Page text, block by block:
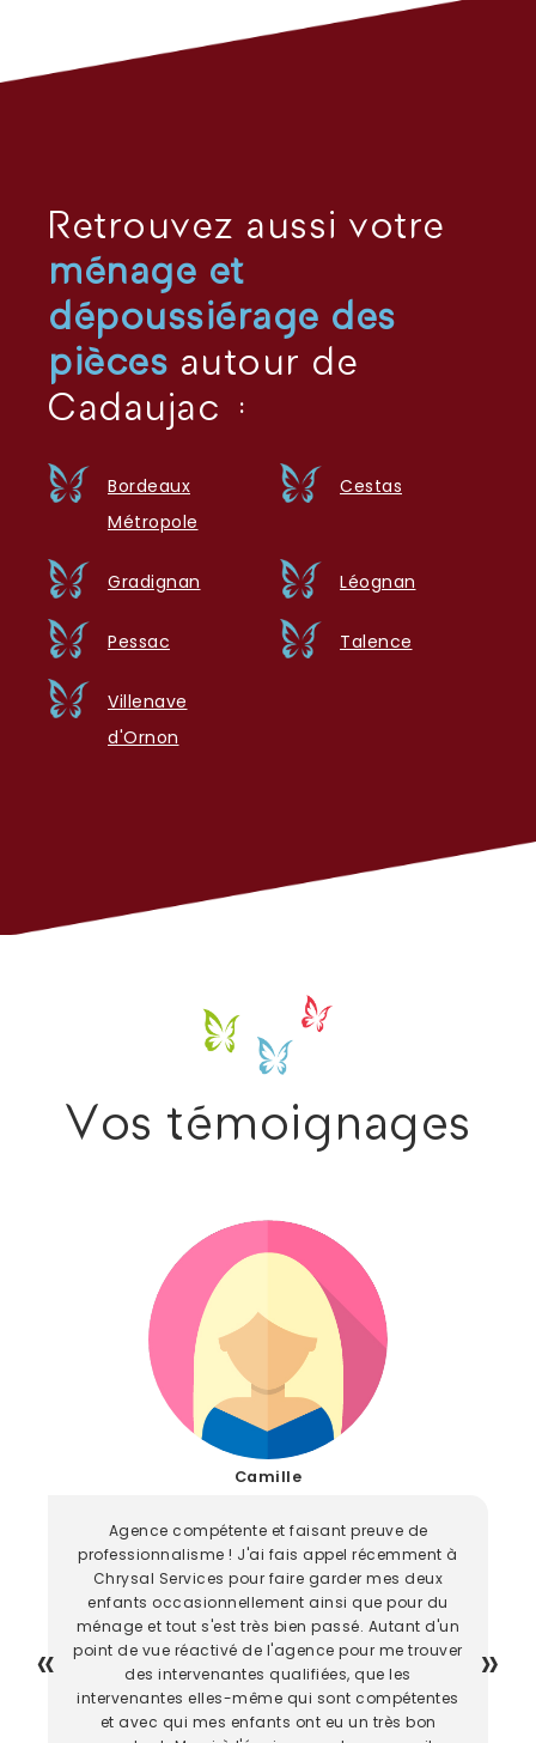
Retrouvez aussi votre
ménage et
dépoussiérage des
pièces autour de
Cadaujac :
Bordeaux
Métropole
Cestas
Gradignan Léognan
Pessac Talence
Villenave
d'Ornon
Vos témoignages
Camille
Agence compétente et faisant preuve de
professionnalisme ! J'ai fais appel récemment à
Chrysal Services pour faire garder mes deux
enfants occasionnellement ainsi que pour du
ménage et tout s'est très bien passé. Autant d'un
point de vue réactivé de l'agence pour me trouver
des intervenantes qualifiées, que les
intervenantes elles-même qui sont compétentes
et avec qui mes enfants ont eu un très bon